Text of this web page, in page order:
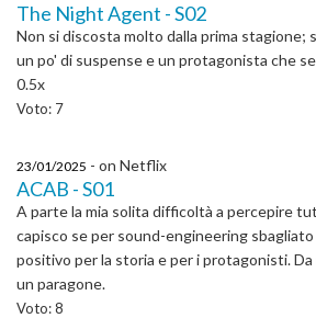
The Night Agent - S02
Non si discosta molto dalla prima stagione;
un po' di suspense e un protagonista che
0.5x
Voto: 7
23/01/2025 - on Netflix
ACAB - S01
A parte la mia solita difficoltà a percepire
capisco se per sound-engineering
positivo per la storia e per i protagonisti.
un paragone.
Voto: 8